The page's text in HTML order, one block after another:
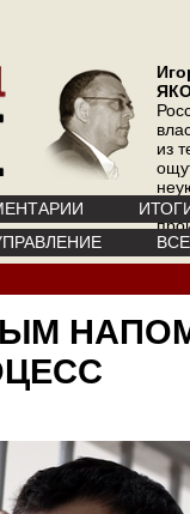
из
где